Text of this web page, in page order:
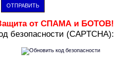
ОТПРАВИТЬ
от СПАМА и БОТОВ!
безопасности (CAPTCHA):